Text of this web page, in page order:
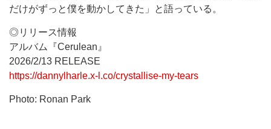
だけがずっと僕を動かしてきた」と語っている。
◎リリース情報
アルバム『Cerulean』
2026/2/13 RELEASE
https://dannylharle.x-l.co/crystallise-my-tears
Photo: Ronan Park